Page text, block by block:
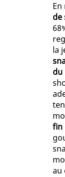
de
la
du
fin
au